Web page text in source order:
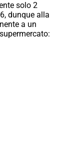
solo 2
dunque alla
a un